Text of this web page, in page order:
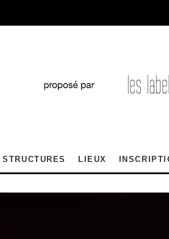
STRUCTURES LIEUX